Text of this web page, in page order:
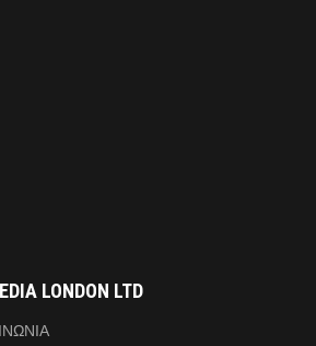
LONDON LTD